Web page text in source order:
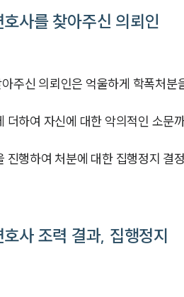
사를 찾아주신 의뢰인
주신 의뢰인은 억울하게 학폭처
더하여 자신에 대한 악의적인 소문
진행하여 처분에 대한 집행정지 결
사 조력 결과, 집행정지